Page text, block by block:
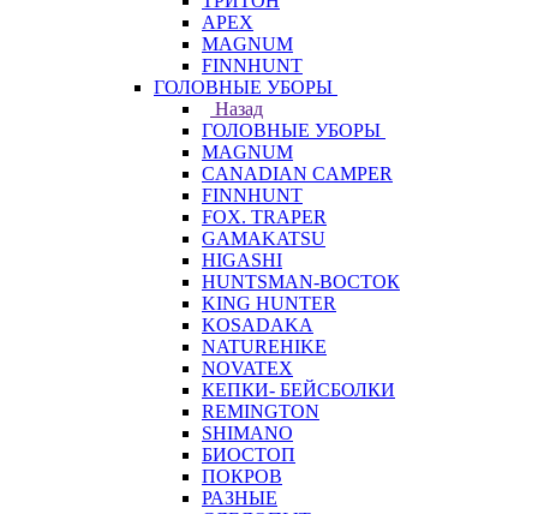
APEX
MAGNUM
FINNHUNT
ГОЛОВНЫЕ УБОРЫ
Назад
ГОЛОВНЫЕ УБОРЫ
MAGNUM
CANADIAN CAMPER
FINNHUNT
FOX. TRAPER
GAMAKATSU
HIGASHI
HUNTSMAN-ВОСТОК
KING HUNTER
KOSADAKA
NATUREHIKE
NOVATEX
КЕПКИ- БЕЙСБОЛКИ
REMINGTON
SHIMANO
БИОСТОП
ПОКРОВ
РАЗНЫЕ